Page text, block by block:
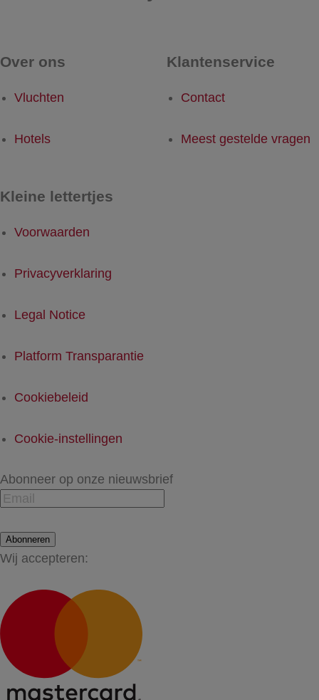
Over ons
Vluchten
Hotels
Klantenservice
Contact
Meest gestelde vragen
Kleine lettertjes
Voorwaarden
Privacyverklaring
Legal Notice
Platform Transparantie
Cookiebeleid
Cookie-instellingen
Abonneer op onze nieuwsbrief
Abonneren
Wij accepteren: